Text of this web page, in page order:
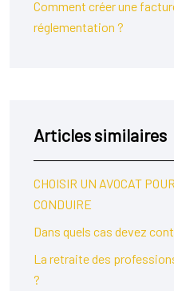
Comment créer une
réglementation ?
Articles similaires
CHOISIR UN AVOCAT
CONDUIRE
Dans quels cas devez
La retraite des
?